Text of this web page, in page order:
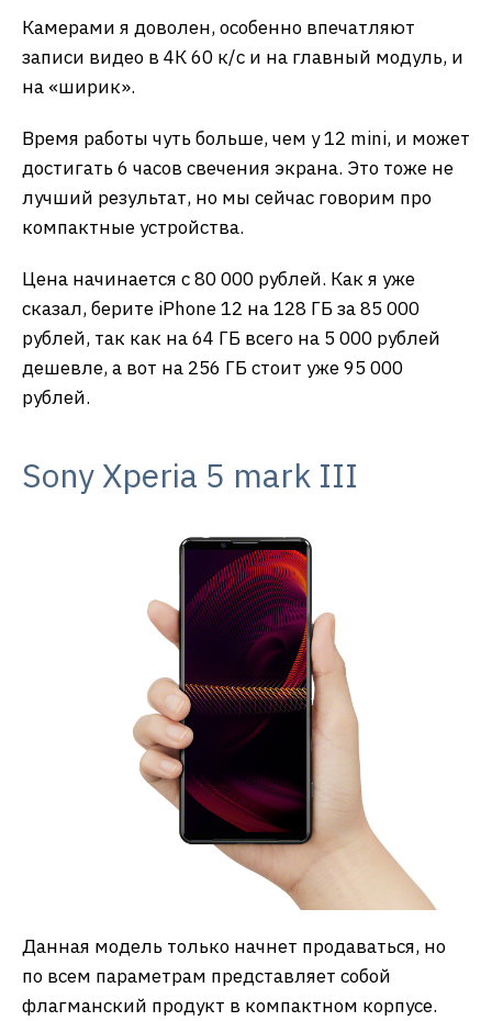
Камерами я доволен, особенно впечатляют
записи видео в 4К 60 к/с и на главный модуль, и
на «ширик».
Время работы чуть больше, чем у 12 mini, и может
достигать 6 часов свечения экрана. Это тоже не
лучший результат, но мы сейчас говорим про
компактные устройства.
Цена начинается с 80 000 рублей. Как я уже
сказал, берите iPhone 12 на 128 ГБ за 85 000
рублей, так как на 64 ГБ всего на 5 000 рублей
дешевле, а вот на 256 ГБ стоит уже 95 000
рублей.
Sony Xperia 5 mark III
Данная модель только начнет продаваться, но
по всем параметрам представляет собой
флагманский продукт в компактном корпусе.